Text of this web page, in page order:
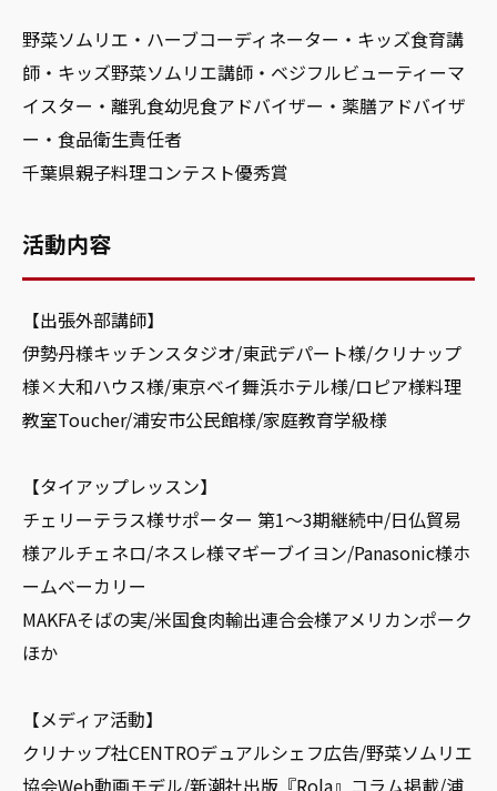
野菜ソムリエ・ハーブコーディネーター・キッズ食育講
師・キッズ野菜ソムリエ講師・ベジフルビューティーマ
イスター・離乳食幼児食アドバイザー・薬膳アドバイザ
ー・食品衛生責任者
千葉県親子料理コンテスト優秀賞
活動内容
【出張外部講師】
伊勢丹様キッチンスタジオ/東武デパート様/クリナップ
様×大和ハウス様/東京ベイ舞浜ホテル様/ロピア様料理
教室Toucher/浦安市公民館様/家庭教育学級様
【タイアップレッスン】
チェリーテラス様サポーター 第1〜3期継続中/日仏貿易
様アルチェネロ/ネスレ様マギーブイヨン/Panasonic様ホ
ームベーカリー
MAKFAそばの実/米国食肉輸出連合会様アメリカンポーク
ほか
【メディア活動】
クリナップ社CENTROデュアルシェフ広告/野菜ソムリエ
協会Web動画モデル/新潮社出版『Rola』コラム掲載/浦